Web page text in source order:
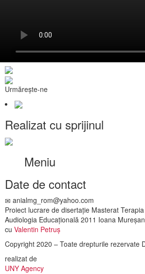
Urmărește-ne
Realizat cu sprijinul
Meniu
Date de contact
anialmg_rom@yahoo.com
Proiect lucrare de disertație Masterat
Audiologia Educațională 2011 Ioana
cu Valentin Petruș
Copyright 2020 – Toate drepturile rezervate
realizat de
UNY Agency